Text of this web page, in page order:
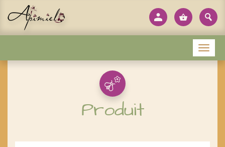
Produit
Menu
Panneau de gestion des cookies